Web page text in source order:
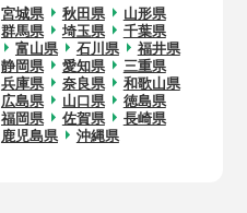
宮城県 秋田県
山形県
群馬県 埼玉県
千葉県
富山県 石川県
福井県
静岡県 愛知県
三重県
兵庫県 奈良県
和歌山県
広島県 山口県
徳島県
福岡県 佐賀県
長崎県
鹿児島県 沖縄県